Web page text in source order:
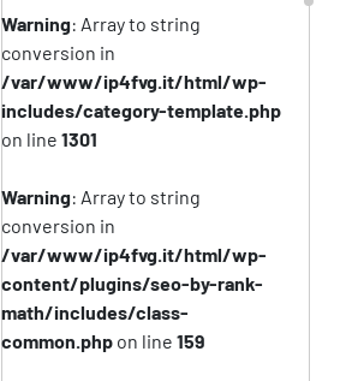
Warning: Array to string
conversion in
/var/www/ip4fvg.it/html/wp-
includes/category-template.php
on line1301
Warning: Array to string
conversion in
/var/www/ip4fvg.it/html/wp-
content/plugins/seo-by-rank-
math/includes/class-
common.php on line159